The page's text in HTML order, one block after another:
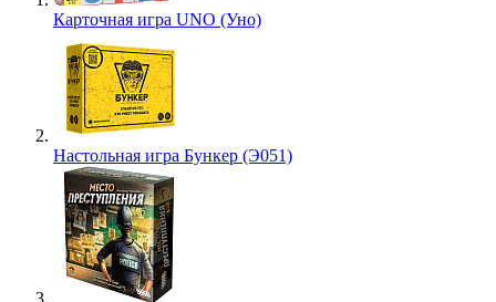
Карточная игра UNO (Уно)
Настольная игра Бункер (Э051)